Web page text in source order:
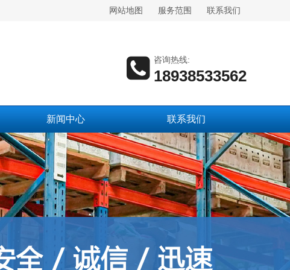
网站地图 服务范围 联系我们
咨询热线:
18938533562
新闻中心 联系我们